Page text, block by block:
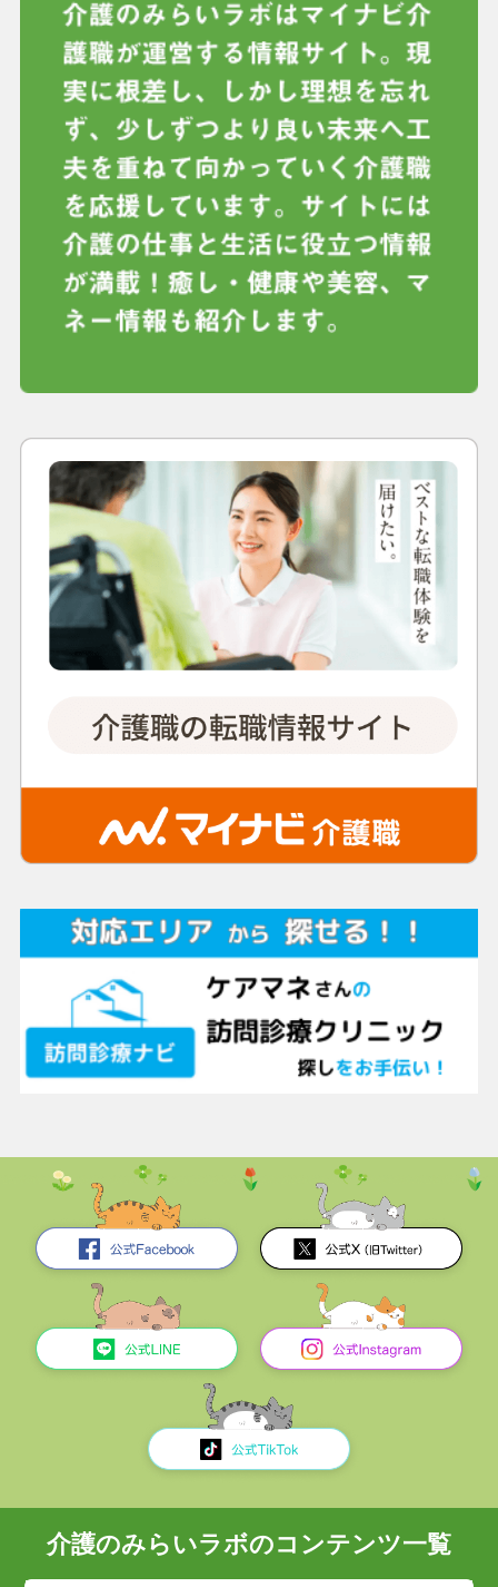
介護のみらいラボのコンテンツ一覧